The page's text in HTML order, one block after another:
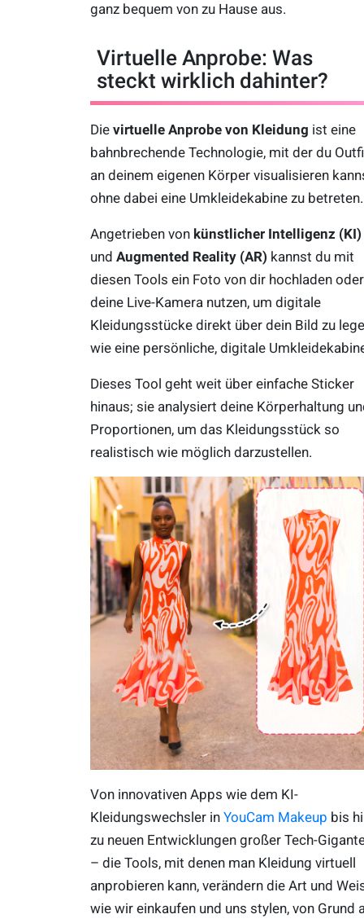
ganz bequem von zu Hause aus.
Virtuelle Anprobe: Was
steckt wirklich dahinter?
Die virtuelle Anprobe von Kleidung ist eine
bahnbrechende Technologie, mit der du
an deinem eigenen Körper visualisieren
ohne dabei eine Umkleidekabine zu betreten.
Angetrieben von künstlicher Intelligenz (KI)
und Augmented Reality (AR) kannst du mit
diesen Tools ein Foto von dir hochladen oder
deine Live-Kamera nutzen, um digitale
Kleidungsstücke direkt über dein Bild zu
wie eine persönliche, digitale
Dieses Tool geht weit über einfache Sticker
hinaus; sie analysiert deine Körperhaltung
Proportionen, um das Kleidungsstück so
realistisch wie möglich darzustellen.
Von innovativen Apps wie dem KI-
Kleidungswechsler in YouCam Makeup bis
zu neuen Entwicklungen großer Tech-
– die Tools, mit denen man Kleidung virtuell
anprobieren kann, verändern die Art und
wie wir einkaufen und uns stylen, von Grund